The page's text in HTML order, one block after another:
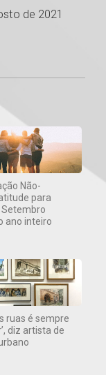
de 2021
Não-
para
ano inteiro
ruas é sempre
diz artista de